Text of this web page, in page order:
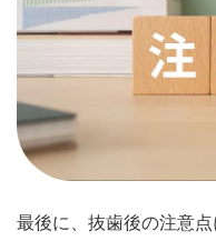
最後に、抜歯後の注意点